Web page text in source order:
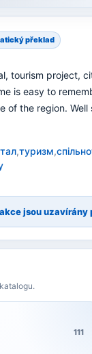
překlad
tourism project,
is easy to
of the region.
,туризм,
jsou
111